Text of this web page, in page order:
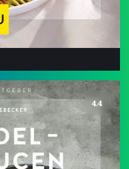
4.4